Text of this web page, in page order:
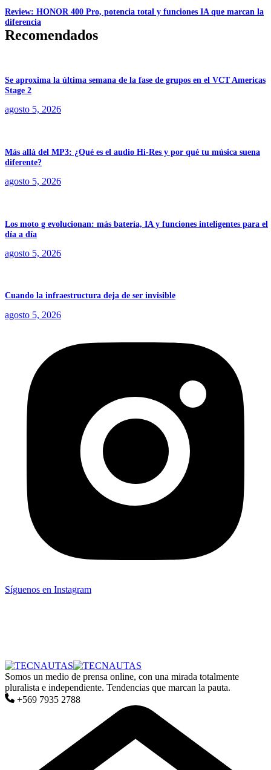
Review: HONOR 400 Pro, potencia total y funciones IA que marcan la
diferencia
Recomendados
Se aproxima la última semana de la fase de grupos en el VCT Americas
Stage 2
agosto 5, 2026
Más allá del MP3: ¿Qué es el audio Hi-Res y por qué tu música suena
diferente?
agosto 5, 2026
Los moto g evolucionan: más batería, IA y funciones inteligentes para el
día a día
agosto 5, 2026
Cuando la infraestructura deja de ser invisible
agosto 5, 2026
Síguenos en Instagram
Somos un medio de prensa online, con una mirada totalmente
pluralista e independiente. Tendencias que marcan la pauta.
+569 7935 2788